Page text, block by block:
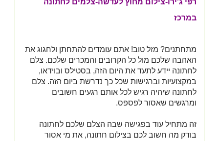
שירות אישי בקליק
רפי ג'ירו-צילום מחוץ לעדשה-צלמים לחתונה
במרכז
מתחתנים? מזל טוב! אתם עומדים להתחתן ולחגוג את
האהבה שלכם מול כל הקרובים והמכרים שלכם. צלם
לחתונה יידע לתעד את היום הזה, בסטילס ובוידאו,
במקצועיות וברגישות שכל כך נדרשת ביום הזה. צלם
לחתונה שיהיה רגיש לכל אותם רגעים חשובים
ומרגשים שאסור לפספס.
זה מתחיל עוד בפגישה שבה הצלם שלכם לחתונה
בודק מה חשוב לכם בצילום חתונה, את מי אסור